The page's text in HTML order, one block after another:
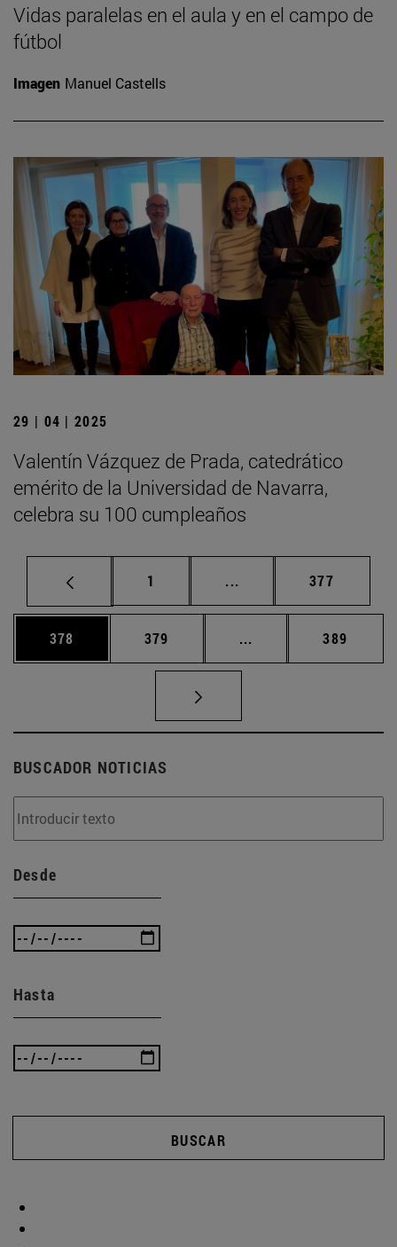
Vidas paralelas en el aula y en el campo de
fútbol
Imagen Manuel Castells
29 | 04 | 2025
Valentín Vázquez de Prada, catedrático
emérito de la Universidad de Navarra,
celebra su 100 cumpleaños
Página
1 ... Páginas intermedias
Página
377
Página
378 Página
379 ... Páginas intermedias
Página
389
BUSCADOR NOTICIAS
Desde
Hasta
BUSCAR